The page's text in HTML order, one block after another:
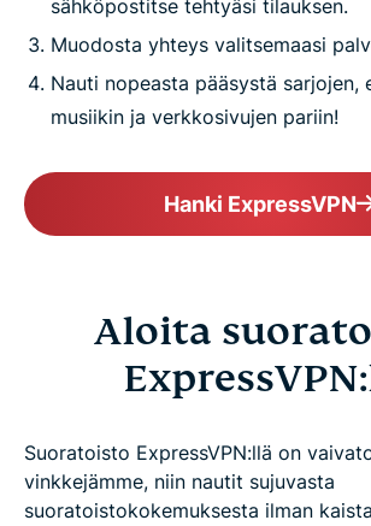
sähköpostitse tehtyäsi tilauksen.
Muodosta yhteys valitsemaasi
Nauti nopeasta pääsystä sarjojen,
musiikin ja verkkosivujen pariin!
Hanki ExpressVPN
Aloita
Suoratoisto ExpressVPN:llä on
vinkkejämme, niin nautit sujuvasta
suoratoistokokemuksesta ilman